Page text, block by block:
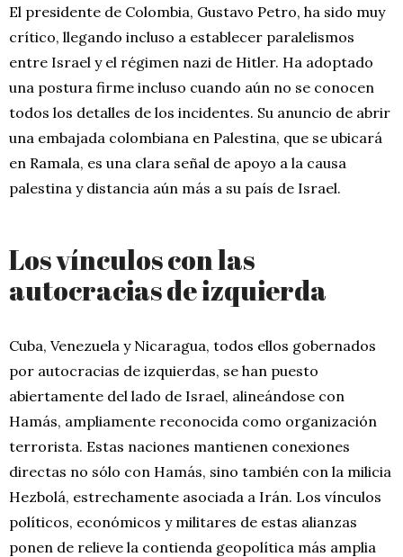
El presidente de Colombia, Gustavo Petro, ha sido muy
crítico, llegando incluso a establecer paralelismos
entre Israel y el régimen nazi de Hitler. Ha adoptado
una postura firme incluso cuando aún no se conocen
todos los detalles de los incidentes. Su anuncio de abrir
una embajada colombiana en Palestina, que se ubicará
en Ramala, es una clara señal de apoyo a la causa
palestina y distancia aún más a su país de Israel.
Los vínculos con las
autocracias de izquierda
Cuba, Venezuela y Nicaragua, todos ellos gobernados
por autocracias de izquierdas, se han puesto
abiertamente del lado de Israel, alineándose con
Hamás, ampliamente reconocida como organización
terrorista. Estas naciones mantienen conexiones
directas no sólo con Hamás, sino también con la milicia
Hezbolá, estrechamente asociada a Irán. Los vínculos
políticos, económicos y militares de estas alianzas
ponen de relieve la contienda geopolítica más amplia